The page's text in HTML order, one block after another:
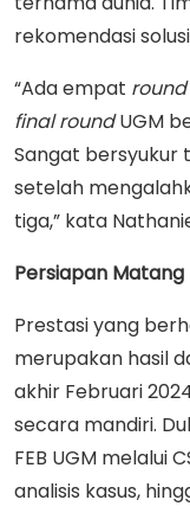
rekomendasi
“Ada empat round
final roundUGM
Sangat bersyukur
setelah
tiga,” kata
Persiapan Matang
Prestasi yang
merupakan hasil
akhir Februari
secara mandiri.
FEB UGM melalui
analisis kasus,